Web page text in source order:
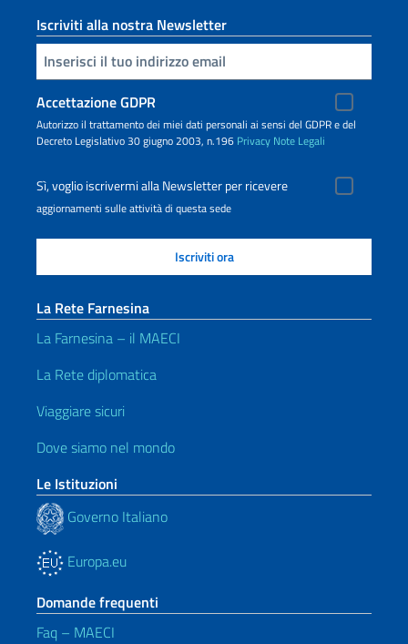
Iscriviti alla nostra Newsletter
Inserisci la tua email
Accettazione GDPR
Autorizzo il trattamento dei miei dati personali ai sensi del GDPR e del
Decreto Legislativo 30 giugno 2003, n.196 Privacy Note Legali
Sì, voglio iscrivermi alla Newsletter per ricevere
aggiornamenti sulle attività di questa sede
La Rete Farnesina
La Farnesina – il MAECI
La Rete diplomatica
Viaggiare sicuri
Dove siamo nel mondo
Le Istituzioni
Governo Italiano
Europa.eu
Domande frequenti
Faq – MAECI